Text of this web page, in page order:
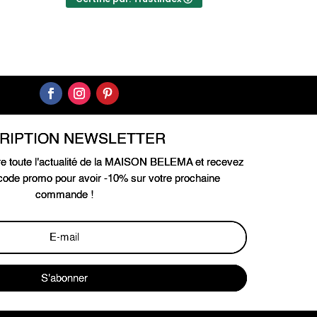
NEWSLETTER
toute l'actualité de la MAISON BELEMA et recevez
promo pour avoir -10% sur votre prochaine
commande !
S'abonner